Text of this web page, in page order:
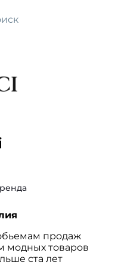
продаж
модных товаров
ста лет